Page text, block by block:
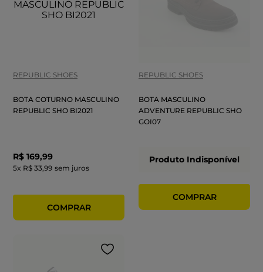
REPUBLIC SHOES
BOTA COTURNO MASCULINO
REPUBLIC SHO BI2021
R$ 169,99
5x R$ 33,99 sem juros
REPUBLIC SHOES
BOTA MASCULINO
ADVENTURE REPUBLIC SHO
GOI07
Produto Indisponível